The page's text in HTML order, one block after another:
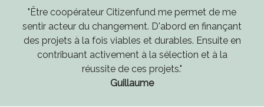
"Être coopérateur Citizenfund me permet de me
sentir acteur du changement. D'abord en finançant
des projets à la fois viables et durables. Ensuite en
contribuant activement à la sélection et à la
réussite de ces projets."
Guillaume